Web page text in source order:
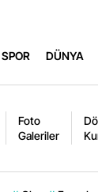
SPOR DÜNYA
Foto
Galeriler